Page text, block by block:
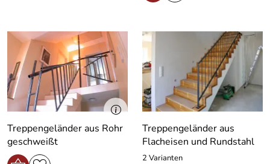
Treppengeländer aus Rohr
geschweißt
Treppengeländer aus
Flacheisen und Rundstahl
2 Varianten